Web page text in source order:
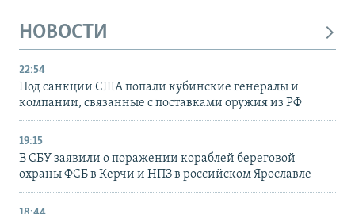
НОВОСТИ
22:54
Под санкции США попали кубинские генералы и
компании, связанные с поставками оружия из РФ
19:15
В СБУ заявили о поражении кораблей береговой
охраны ФСБ в Керчи и НПЗ в российском Ярославле